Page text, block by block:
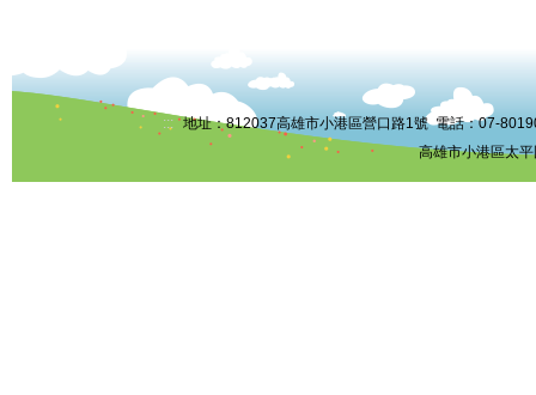
::: 地址：812037高雄市小港區營口路1號 電話：07-
高雄市小港區太